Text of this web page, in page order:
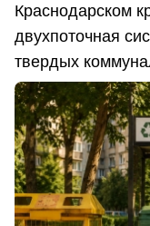
Краснодарском
двухпоточная
твердых